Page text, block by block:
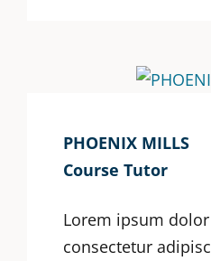
PHOENIX MILLS
Course Tutor
Lorem ipsum
consectetur